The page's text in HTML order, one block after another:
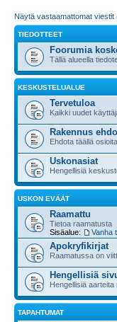
Näytä vastaamattomat viestit
TIEDOTTEET
Foorumia
Tällä alueella
KESKUSTELUALUE
Tervetuloa
Kaikki uudet
Rakennus
Ehdota täällä
Uskonasiat
Hengellisiä
USKON EVÄÄT
Raamattu
Tietoa raamatusta
Sisäalue:
Vanha
Apokryfikirjat
Raamatussa on
Hengellisiä
Hengellisiä aarteita
TAPAHTUMAT